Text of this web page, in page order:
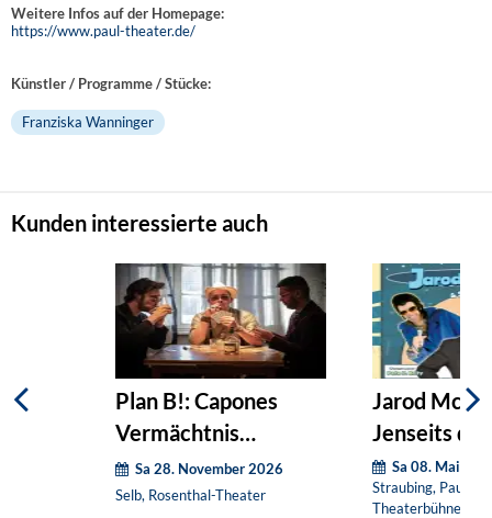
Weitere Infos auf der Homepage:
https://www.paul-theater.de/
Künstler / Programme / Stücke:
Franziska Wanninger
Kunden interessierte auch
Plan B!: Capones
Vermächtnis
(Nachholtermin)
Sa 28. November 2026
Selb, Rosenthal-Theater
Jarod
Jenseits
Sa 08. Mai
Straubing, Paul-
Theaterbühne